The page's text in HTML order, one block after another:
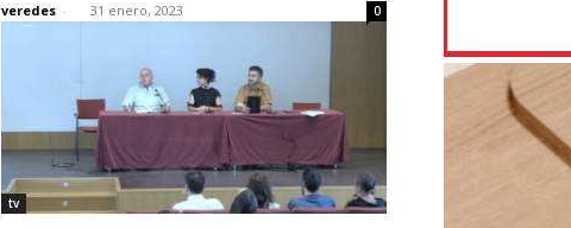
veredes - 31 enero, 2023 0
tv